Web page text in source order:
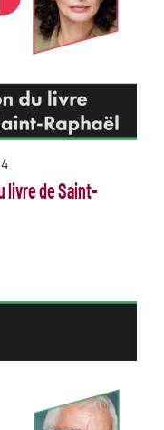
livre de Saint-